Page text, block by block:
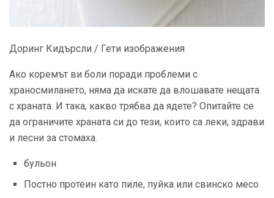
Доринг Кидърсли / Гети изображения
Ако коремът ви боли поради проблеми с
храносмилането, няма да искате да влошавате нещата
с храната. И така, какво трябва да ядете? Опитайте се
да ограничите храната си до тези, които са леки, здрави
и лесни за стомаха.
бульон
Постно протеин като пиле, пуйка или свинско месо